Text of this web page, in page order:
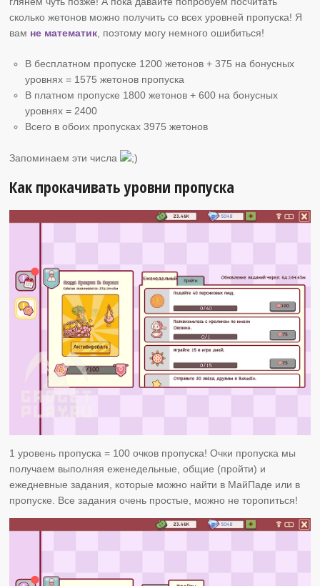
сколько жетонов можно получить со всех уровней пропуска! Я
вам не математик , поэтому могу немного ошибиться!
В бесплатном пропуске 1200 жетонов + 375 на бонусных
уровнях = 1575 жетонов пропуска
В платном пропуске 1800 жетонов + 600 на бонусных
уровнях = 2400
Всего в обоих пропусках 3975 жетонов
Запоминаем эти числа
Как прокачивать уровни пропуска
1 уровень пропуска = 100 очков пропуска! Очки пропуска мы
получаем выполняя еженедельные, общие (пройти) и
ежедневные задания, которые можно найти в МайПаде или в
пропуске. Все задания очень простые, можно не торопиться!